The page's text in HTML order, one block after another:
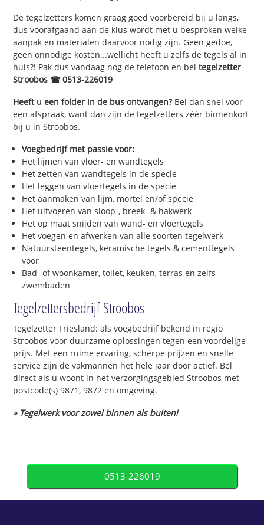
De tegelzetters komen graag goed voorbereid bij u langs,
dus voorafgaand aan de klus wordt met u besproken welke
aanpak en materialen daarvoor nodig zijn. Geen gedoe,
geen onnodige kosten...wellicht heeft u zelfs de tegels al in
huis?! Pak dus vandaag nog de telefoon en beltegelzetter
Stroobos ☎ 0513-226019
Heeft u een folder in de bus ontvangen?Bel dan snel voor
een afspraak, want dan zijn de tegelzetters zéér binnenkort
bij u in Stroobos.
Voegbedrijf met passie voor:
Het lijmen van vloer- en wandtegels
Het zetten van wandtegels in de specie
Het leggen van vloertegels in de specie
Het aanmaken van lijm, mortel en/of specie
Het uitvoeren van sloop-, breek- & hakwerk
Het op maat snijden van wand- en vloertegels
Het voegen en afwerken van alle soorten tegelwerk
Natuursteentegels, keramische tegels & cementtegels
voor
Bad- of woonkamer, toilet, keuken, terras en zelfs
zwembaden
Tegelzettersbedrijf Stroobos
Tegelzetter Friesland: als voegbedrijf bekend in regio
Stroobos voor duurzame oplossingen tegen een voordelige
prijs. Met een ruime ervaring, scherpe prijzen en snelle
service zijn de vakmannen het hele jaar door actief. Bel
direct als u woont in het verzorgingsgebied Stroobos met
postcode(s) 9871, 9872 en omgeving.
» Tegelwerk voor zowel binnen als buiten!
0513-226019